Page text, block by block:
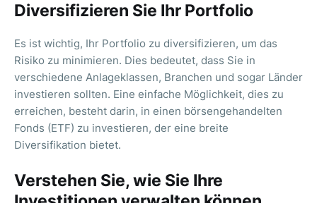
Diversifizieren Sie Ihr Portfolio
Es ist wichtig, Ihr Portfolio zu diversifizieren, um das
Risiko zu minimieren. Dies bedeutet, dass Sie in
verschiedene Anlageklassen, Branchen und sogar Länder
investieren sollten. Eine einfache Möglichkeit, dies zu
erreichen, besteht darin, in einen börsengehandelten
Fonds (ETF) zu investieren, der eine breite
Diversifikation bietet.
Verstehen Sie, wie Sie Ihre